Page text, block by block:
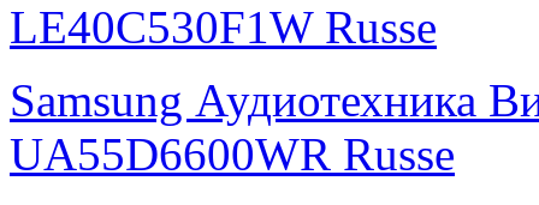
LE40C530F1W Russe
Samsung Аудиотехника
UA55D6600WR Russe